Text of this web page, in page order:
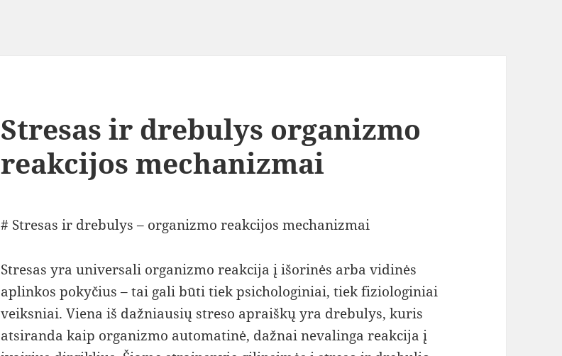
Stresas ir drebulys organizmo
reakcijos mechanizmai
# Stresas ir drebulys – organizmo reakcijos mechanizmai
Stresas yra universali organizmo reakcija į išorinės arba vidinės
aplinkos pokyčius – tai gali būti tiek psichologiniai, tiek fiziologiniai
veiksniai. Viena iš dažniausių streso apraiškų yra drebulys, kuris
atsiranda kaip organizmo automatinė, dažnai nevalinga reakcija į